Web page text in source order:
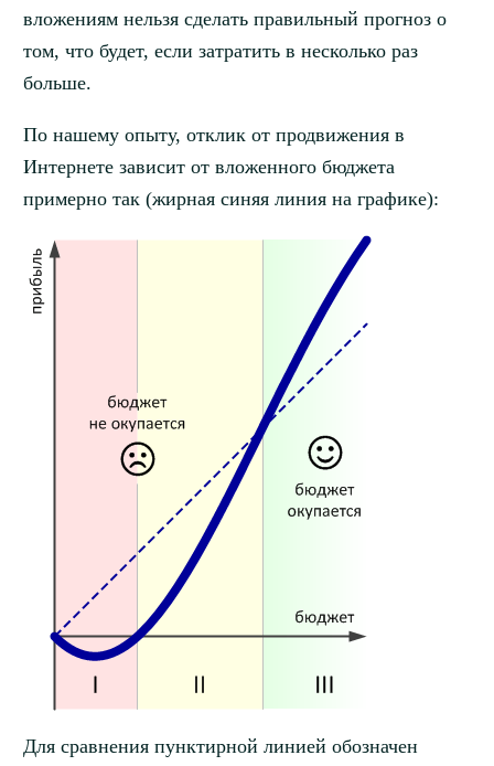
вложениям нельзя сделать правильный прогноз о
том, что будет, если затратить в несколько раз
больше.
По нашему опыту, отклик от продвижения в
Интернете зависит от вложенного бюджета
примерно так (жирная синяя линия на графике):
Для сравнения пунктирной линией обозначен